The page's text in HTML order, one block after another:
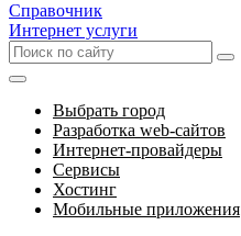
Справочник
Интернет услуги
Выбрать город
Разработка web-сайтов
Интернет-провайдеры
Сервисы
Хостинг
Мобильные приложения